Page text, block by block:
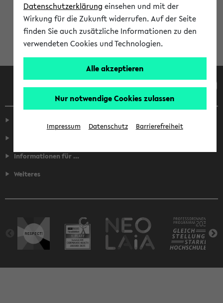
Anmeldung am eKVV
Informationen für ...
Weiteres
Datenschutzerklärung einsehen und mit der
Wirkung für die Zukunft widerrufen. Auf der Seite
finden Sie auch zusätzliche Informationen zu den
verwendeten Cookies und Technologien.
Alle akzeptieren
Nur notwendige Cookies zulassen
Impressum Datenschutz Barrierefreiheit